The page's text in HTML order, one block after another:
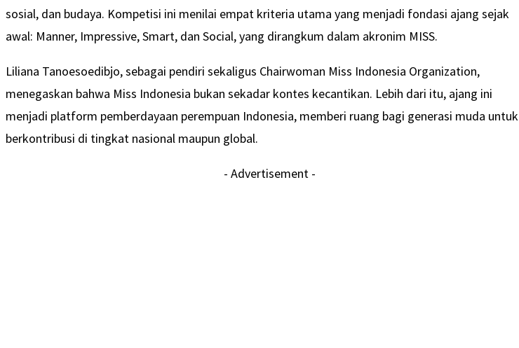
sosial, dan budaya. Kompetisi ini menilai empat kriteria utama yang menjadi fondasi ajang sejak
awal: Manner, Impressive, Smart, dan Social, yang dirangkum dalam akronim MISS.
Liliana Tanoesoedibjo, sebagai pendiri sekaligus Chairwoman Miss Indonesia Organization,
menegaskan bahwa Miss Indonesia bukan sekadar kontes kecantikan. Lebih dari itu, ajang ini
menjadi platform pemberdayaan perempuan Indonesia, memberi ruang bagi generasi muda untuk
berkontribusi di tingkat nasional maupun global.
- Advertisement -